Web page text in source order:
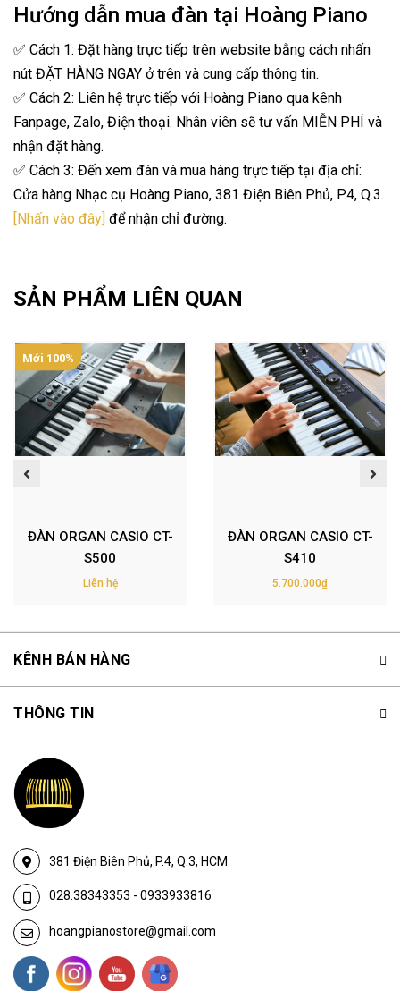
Hướng dẫn mua đàn tại Hoàng Piano
✅ Cách 1: Đặt hàng trực tiếp trên website bằng cách nhấn
nút ĐẶT HÀNG NGAY ở trên và cung cấp thông tin.
✅ Cách 2: Liên hệ trực tiếp với Hoàng Piano qua kênh
Fanpage, Zalo, Điện thoại. Nhân viên sẽ tư vấn MIỄN PHÍ và
nhận đặt hàng.
✅ Cách 3: Đến xem đàn và mua hàng trực tiếp tại địa chỉ:
Cửa hàng Nhạc cụ Hoàng Piano, 381 Điện Biên Phủ, P.4, Q.3.
[Nhấn vào đây] để nhận chỉ đường.
SẢN PHẨM LIÊN QUAN
Mới 100%
ĐÀN ORGAN CASIO CT-
S500
Liên hệ
ĐÀN ORGAN CASIO CT-
S410
5.700.000₫
KÊNH BÁN HÀNG
381 Điện Biên Phủ, P.4, Q.3, HCM
028.38343353 - 0933933816
hoangpianostore@gmail.com
THÔNG TIN